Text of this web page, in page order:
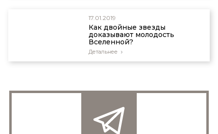
17.01.2019
Как двойные звезды
доказывают молодость
Вселенной?
Детальнее